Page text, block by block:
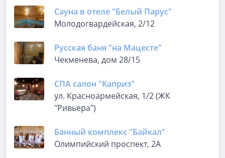
Сауна в отеле "Белый Парус"
Молодогвардейская, 2/12
Русская баня "на Мацесте"
Чекменева, дом 28/15
СПА салон "Каприз"
ул. Красноармейская, 1/2 (ЖК
"Ривьера")
Банный комплекс "Байкал"
Олимпийский проспект, 2А